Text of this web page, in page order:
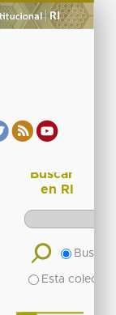
Buscar
en RI
Buscar
Esta